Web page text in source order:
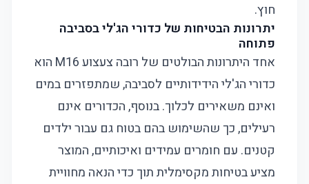
חוץ.
יתרונות הבטיחות של כדורי הג'לי בסביבה
פתוחה
אחד היתרונות הבולטים של רובה צעצוע M16 הוא
כדורי הג'לי הידידותיים לסביבה, שמתפזרים במים
ואינם משאירים לכלוך. בנוסף, הכדורים אינם
רעילים, כך שהשימוש בהם בטוח גם עבור ילדים
קטנים. עם חומרים עמידים ואיכותיים, המוצר
מציע בטיחות מקסימלית תוך כדי הנאה מחוויית